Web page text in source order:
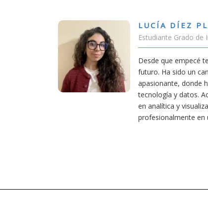
Ing.Tecnologías Telecomunicación
teleco, supe que era una carrera de
desafiante, pero también
he aprendido una base sólida en
aplico mis conocimientos